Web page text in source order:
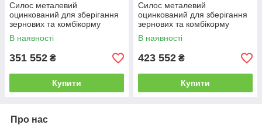
Силос металевий
оцинкований для зберігання
зернових та комбікорму
СМОЗ-35
В наявності
351 552 ₴
Купити
Силос металевий
оцинкований для зберігання
зернових та комбікорму
СМОЗ-40
В наявності
423 552 ₴
Купити
Про нас